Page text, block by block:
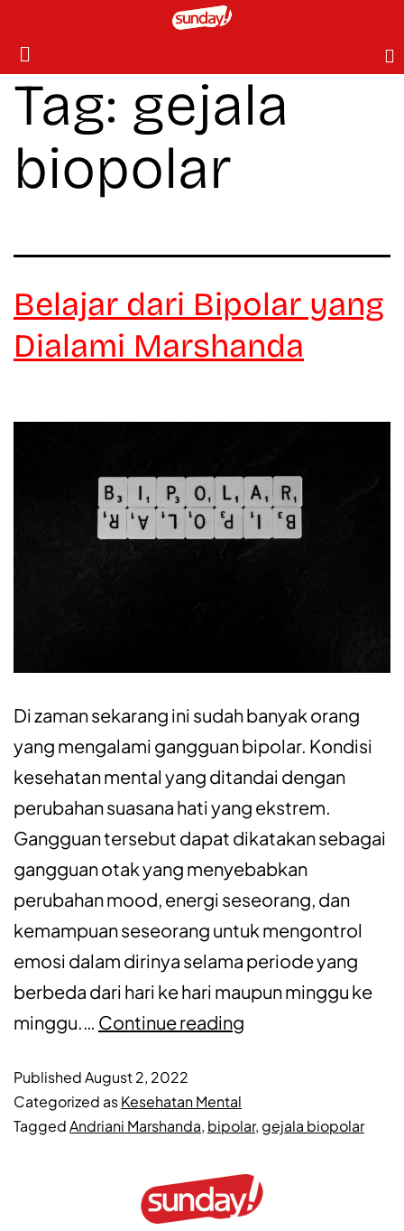
Tag: gejala
biopolar
Belajar dari Bipolar yang
Dialami Marshanda
Di zaman sekarang ini sudah banyak orang
yang mengalami gangguan bipolar. Kondisi
kesehatan mental yang ditandai dengan
perubahan suasana hati yang ekstrem.
Gangguan tersebut dapat dikatakan sebagai
gangguan otak yang menyebabkan
perubahan mood, energi seseorang, dan
kemampuan seseorang untuk mengontrol
emosi dalam dirinya selama periode yang
berbeda dari hari ke hari maupun minggu ke
minggu.… Continue reading
PublishedAugust 2, 2022
Categorized asKesehatan Mental
TaggedAndriani Marshanda, bipolar,gejala biopolar